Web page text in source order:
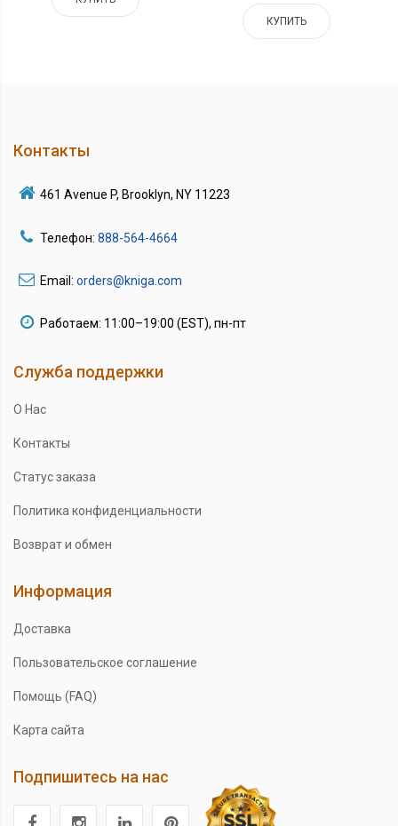
КУПИТЬ
Контакты
461 Avenue P, Brooklyn, NY 11223
Телефон: 888-564-4664
Email: orders@kniga.com
Работаем: 11:00–19:00 (EST), пн-пт
Служба поддержки
О Нас
Контакты
Статус заказа
Политика конфиденциальности
Возврат и обмен
Информация
Доставка
Пользовательское соглашение
Помощь (FAQ)
Карта сайта
Подпишитесь на нас